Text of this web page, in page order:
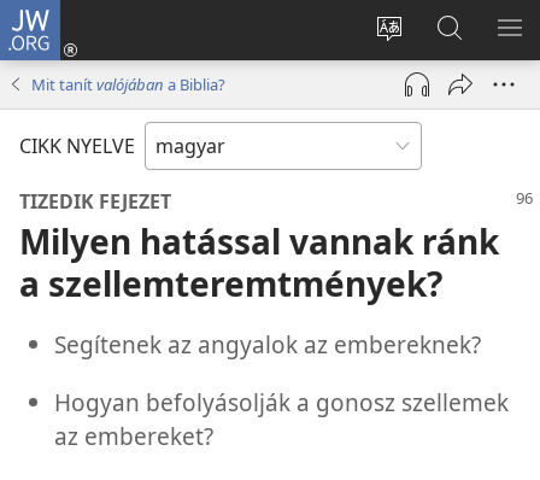
JW.ORG
Oldal
nyelvének
megváltoztatása
Bejelentkezés
(opens
window)
Keresés
a jw.org
honlapon
Mit tanítvalójában a Biblia?
CIKK NYELVE
TIZEDIK FEJEZET
Milyen hatással vannak ránk
a szellemteremtmények?
Segítenek az angyalok az embereknek?
Hogyan befolyásolják a gonosz szellemek
az embereket?